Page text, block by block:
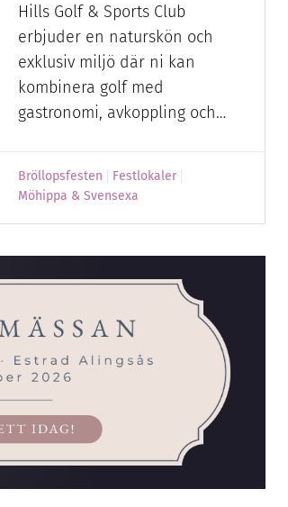
Hills Golf & Sports Club
erbjuder en naturskön och
exklusiv miljö där ni kan
kombinera golf med
gastronomi, avkoppling och…
Bröllopsfesten
Festlokaler
Möhippa & Svensexa